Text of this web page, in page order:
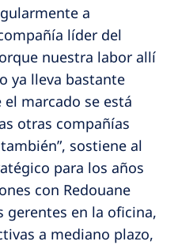
a
líder del
nuestra labor allí
ya lleva bastante
marcado se está
otras compañías
sostiene al
para los años
con Redouane
gerentes en la oficina,
a mediano plazo,